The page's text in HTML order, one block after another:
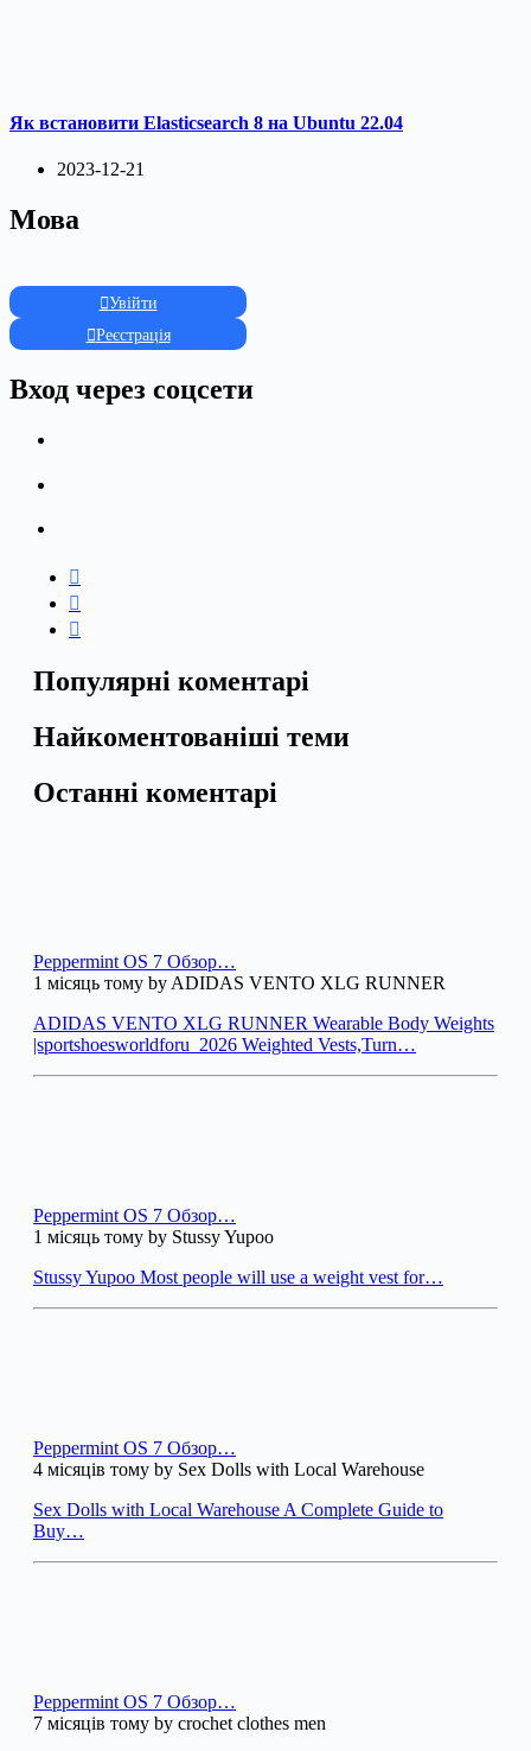
Як встановити Elasticsearch 8 на Ubuntu 22.04
2023-12-21
Мова
Увійти
Реєстрація
Вход через соцсети
Популярні коментарі
Найкоментованіші теми
Останні коментарі
Peppermint OS 7 Обзор…
1 місяць тому by ADIDAS VENTO XLG RUNNER
ADIDAS VENTO XLG RUNNER Wearable Body Weights
|sportshoesworldforu_2026 Weighted Vests,Turn…
Peppermint OS 7 Обзор…
1 місяць тому by Stussy Yupoo
Stussy Yupoo Most people will use a weight vest for…
Peppermint OS 7 Обзор…
4 місяців тому by Sex Dolls with Local Warehouse
Sex Dolls with Local Warehouse A Complete Guide to
Buy…
Peppermint OS 7 Обзор…
7 місяців тому by crochet clothes men